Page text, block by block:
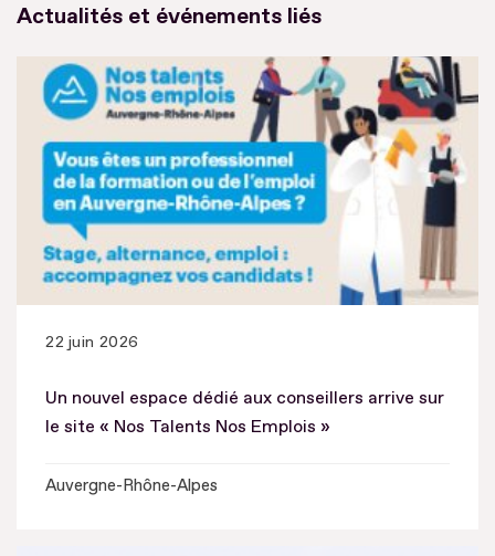
Actualités et événements liés
22 juin 2026
Un nouvel espace dédié aux conseillers arrive sur
le site « Nos Talents Nos Emplois »
Auvergne-Rhône-Alpes